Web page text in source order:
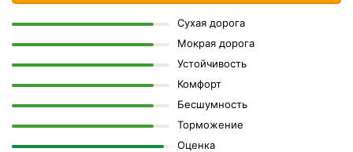
Сухая дорога
Мокрая дорога
Устойчивость
Комфорт
Бесшумность
Торможение
Оценка